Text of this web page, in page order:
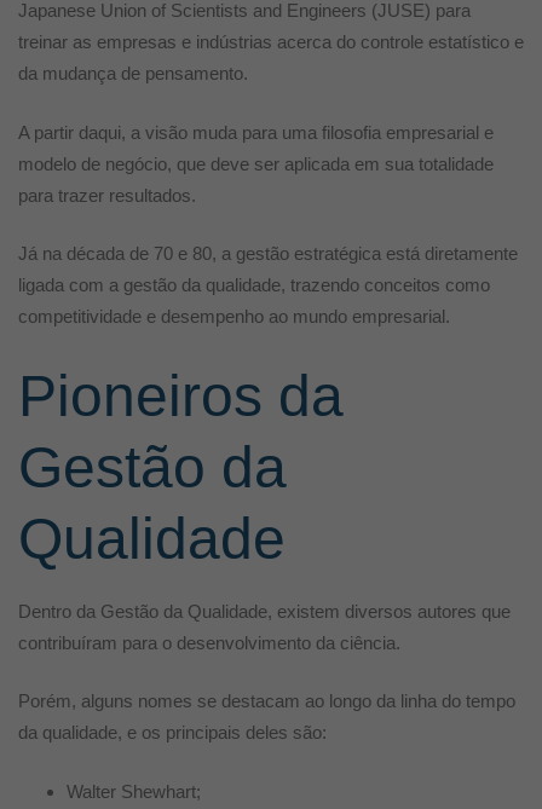
Japanese Union of Scientists and Engineers (JUSE) para
treinar as empresas e indústrias acerca do controle estatístico e
da mudança de pensamento.
A partir daqui, a visão muda para uma filosofia empresarial e
modelo de negócio, que deve ser aplicada em sua totalidade
para trazer resultados.
Já na década de 70 e 80, a gestão estratégica está diretamente
ligada com a gestão da qualidade, trazendo conceitos como
competitividade e desempenho ao mundo empresarial.
Pioneiros da
Gestão da
Qualidade
Dentro da Gestão da Qualidade, existem diversos autores que
contribuíram para o desenvolvimento da ciência.
Porém, alguns nomes se destacam ao longo da linha do tempo
da qualidade, e os principais deles são:
Walter Shewhart;